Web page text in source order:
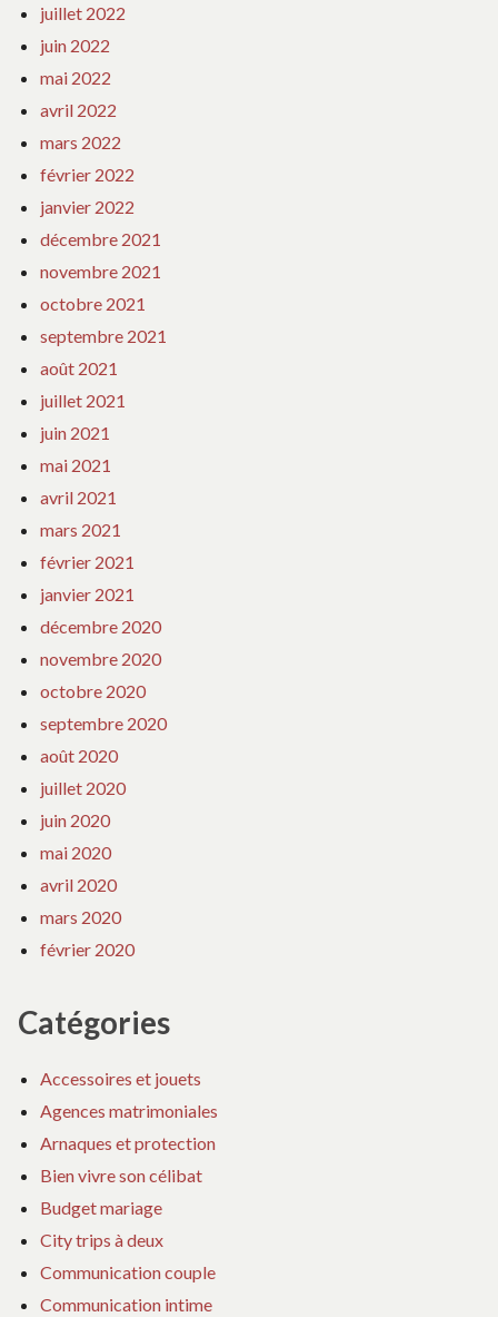
juillet 2022
juin 2022
mai 2022
avril 2022
mars 2022
février 2022
janvier 2022
décembre 2021
novembre 2021
octobre 2021
septembre 2021
août 2021
juillet 2021
juin 2021
mai 2021
avril 2021
mars 2021
février 2021
janvier 2021
décembre 2020
novembre 2020
octobre 2020
septembre 2020
août 2020
juillet 2020
juin 2020
mai 2020
avril 2020
mars 2020
février 2020
Catégories
Accessoires et jouets
Agences matrimoniales
Arnaques et protection
Bien vivre son célibat
Budget mariage
City trips à deux
Communication couple
Communication intime